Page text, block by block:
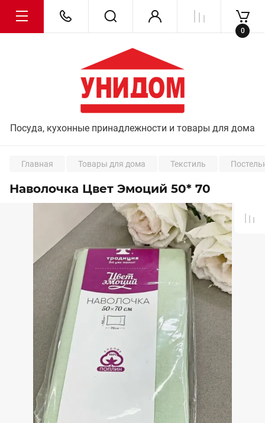
Посуда, кухонные принадлежности и товары для дома
0
Главная Товары для дома Текстиль
Наволочка Цвет Эмоций 50* 70